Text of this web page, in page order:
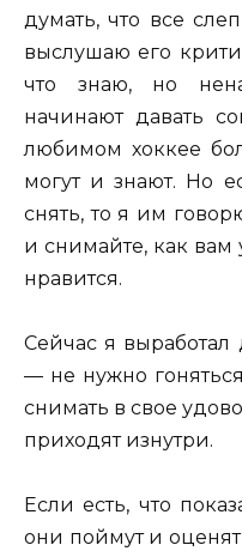
думать, что все
выслушаю его
что знаю, но
начинают давать
любимом хоккее
могут и знают. Но
снять, то я им
и снимайте, как вам
нравится.
Сейчас я выработал
— не нужно
снимать в свое
приходят изнутри.
Если есть, что
они поймут и